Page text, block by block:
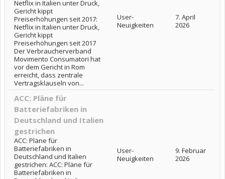
Netflix in Italien unter Druck,
Gericht kippt
Preiserhöhungen seit 2017:
Netflix in Italien unter Druck,
Gericht kippt
Preiserhöhungen seit 2017
Der Verbraucherverband
Movimento Consumatori hat
vor dem Gericht in Rom
erreicht, dass zentrale
Vertragsklauseln von...
User-
Neuigkeiten
7. April
2026
ACC: Pläne für
Batteriefabriken in
Deutschland und Italien
gestrichen
ACC: Pläne für
Batteriefabriken in
Deutschland und Italien
gestrichen: ACC: Pläne für
Batteriefabriken in
User-
Neuigkeiten
9. Februar
2026